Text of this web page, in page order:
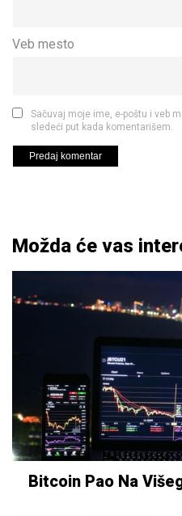
Veb mesto
Sačuvaj moje ime, e-poštu i veb
sledeći put kada komentarišem.
Možda će vas
Bitcoin Pao Na